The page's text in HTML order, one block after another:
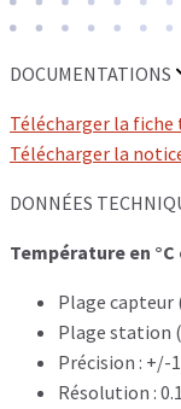
DOCUMENTATIONS
Télécharger la fiche
Télécharger la
DONNÉES
Température en °C
Plage capteur
Plage station
Précision : +/-
Résolution :